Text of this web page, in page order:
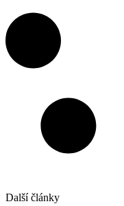
Další články